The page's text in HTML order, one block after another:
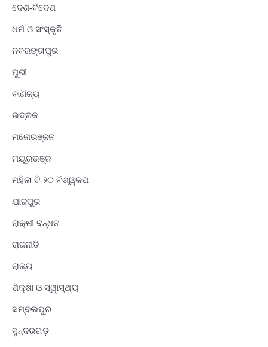
ଦେଶ-ବିଦେଶ
ଧର୍ମ ଓ ସଂସ୍କୃତି
ନବରଙ୍ଗପୁର
ପୁରୀ
ବାଣିଜ୍ୟ
ଭଦ୍ରକ
ମନୋରଞ୍ଜନ
ମୟୂରଭଞ୍ଜ
ମହିଳା ଟି-୨୦ ବିଶ୍ୱକପ
ଯାଜପୁର
ରାକ୍ଷୀ ବନ୍ଧନ
ରାଜନୀତି
ରାଜ୍ୟ
ଶିକ୍ଷା ଓ ସ୍ୱାସ୍ଥ୍ୟ
ସମ୍ବଲପୁର
ସୁନ୍ଦରଗଡ଼